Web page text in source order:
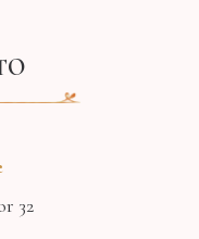
32